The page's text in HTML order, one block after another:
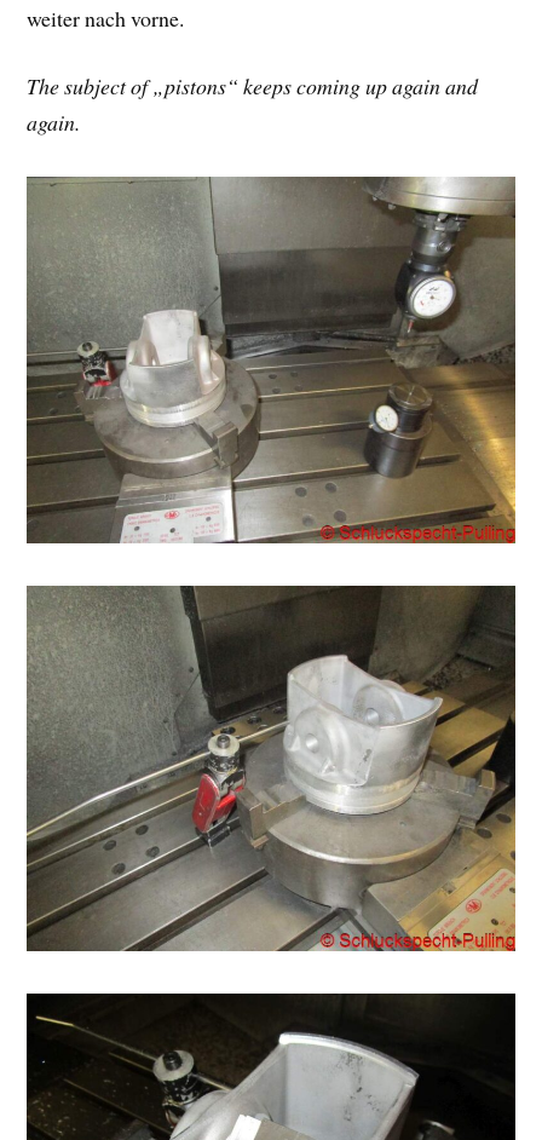
weiter nach vorne.
The subject of „pistons“ keeps coming up again and
again.